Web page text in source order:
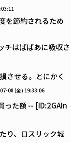
を節約されるため
チはばばあに吸収さ
させる。とにかく
08 (金) 19:33:06
った額 -- [ID:2GAIn
り、ロスリック城